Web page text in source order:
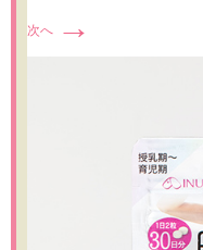
次へ →